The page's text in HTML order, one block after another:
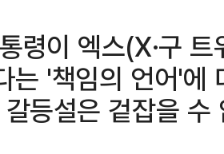
령이 엑스(X·구
는 '책임의 언어'에
갈등설은 겉잡을